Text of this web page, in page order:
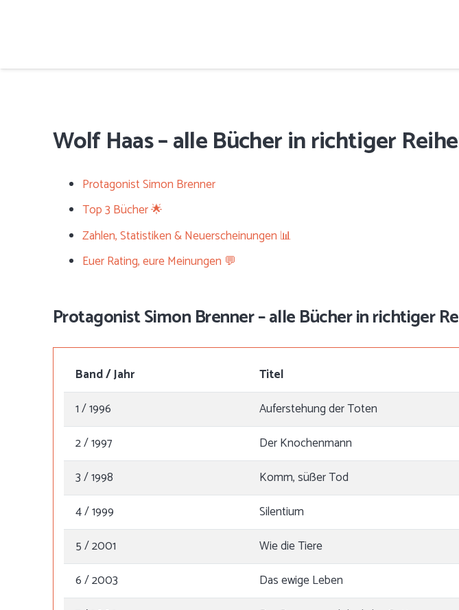
Wolf Haas – alle Bücher in richtiger
Protagonist Simon Brenner
Top 3 Bücher 🌟
Zahlen, Statistiken & Neuerscheinungen 📊
Euer Rating, eure Meinungen 💬
Protagonist Simon Brenner – alle Bücher in richtiger
Band / Jahr Titel
1 / 1996
Auferstehung der Toten
2 / 1997
Der Knochenmann
3 / 1998
Komm, süßer Tod
4 / 1999
Silentium
5 / 2001
Wie die Tiere
6 / 2003
Das ewige Leben